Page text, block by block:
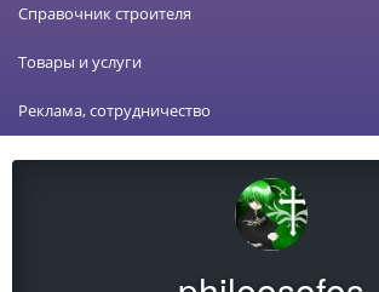
Справочник строителя
Товары и услуги
Реклама, сотрудничество